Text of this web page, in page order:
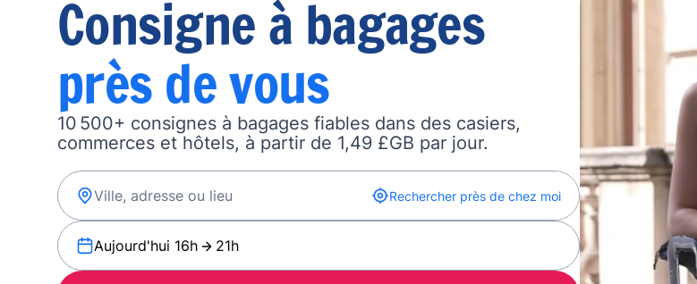
Consigne à bagages
près de vous
10 500+ consignes à bagages fiables dans des casiers,
commerces et hôtels, à partir de 1,49 £GB par jour.
Rechercher près de chez moi
Aujourd'hui 16h 21h